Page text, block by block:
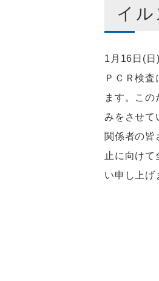
イ
1 月 16 日(
ＰＣＲ検
ます。こ
みをさせて
関係者の皆
止に向け
い申し上げ